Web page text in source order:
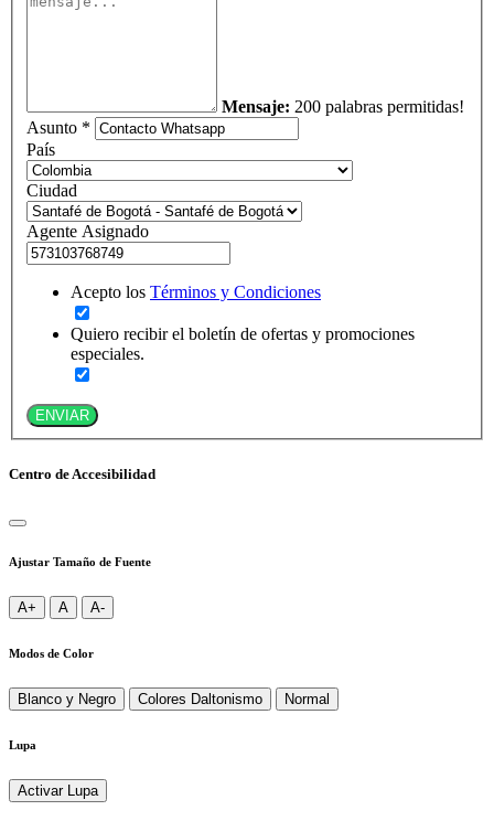
Mensaje: 200 palabras permitidas!
Asunto *
País
Ciudad
Agente Asignado
Acepto los Términos y Condiciones
Quiero recibir el boletín de ofertas y promociones
especiales.
ENVIAR
Centro de Accesibilidad
Ajustar Tamaño de Fuente
A+ A A-
Modos de Color
Blanco y Negro Colores Daltonismo Normal
Lupa
Activar Lupa